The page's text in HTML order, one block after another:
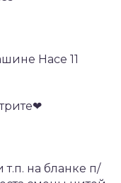
Hace 11
на бланке п/